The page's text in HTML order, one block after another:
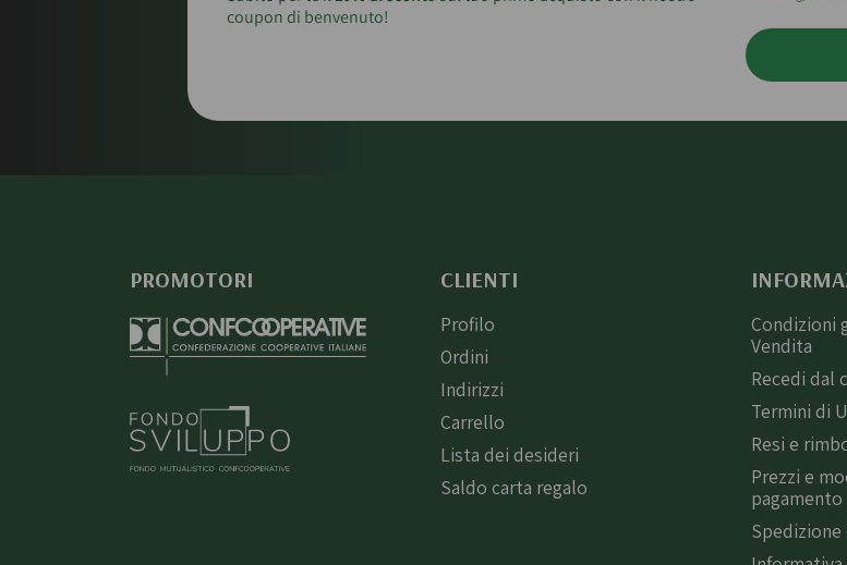
coupon di benvenuto!
PROMOTORI CLIENTI
Profilo
Ordini
Indirizzi
Carrello
Lista dei desideri
Saldo carta regalo
Condizioni
Vendita
Recedi dal
Termini di
Resi e
Prezzi e
pagamento
Spedizione